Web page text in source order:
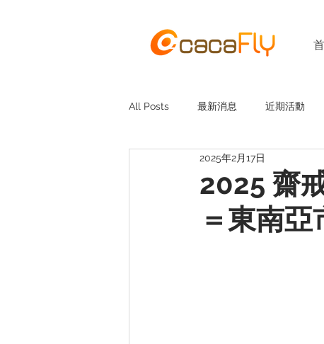
All Posts 最新消息 近期活動
2025 齋
＝東南亞
2025年2月17日